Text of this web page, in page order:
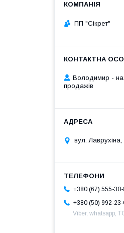
ПП "Сікрет"
Володимир -
продажів
вул. Лаврухіна,
+380 (67) 555-30-
+380 (50) 992-
Viber, whatsapp,